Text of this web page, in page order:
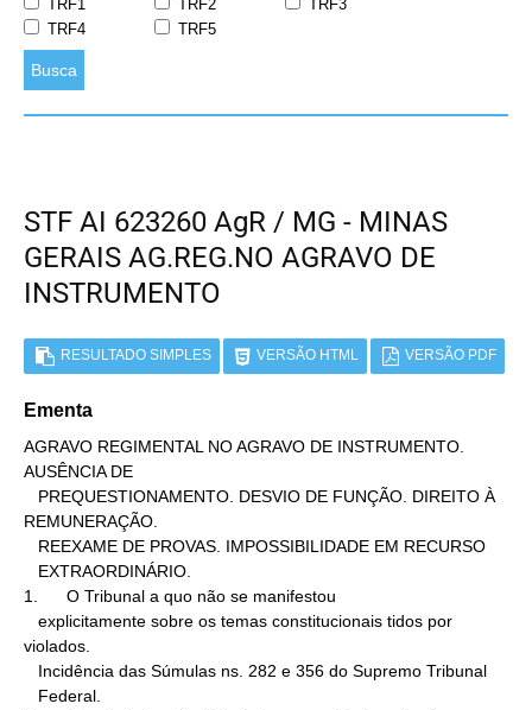
TRF1
TRF2
TRF3
TRF4
TRF5
Busca
STF AI 623260 AgR / MG - MINAS
GERAIS AG.REG.NO AGRAVO DE
INSTRUMENTO
RESULTADO SIMPLES VERSÃO HTML VERSÃO PDF
Ementa
AGRAVO REGIMENTAL NO AGRAVO DE INSTRUMENTO.
AUSÊNCIA DE
REMUNERAÇÃO.
1.      O Tribunal a quo não se manifestou
violados.